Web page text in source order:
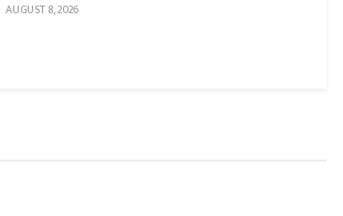
AUGUST 8, 2026